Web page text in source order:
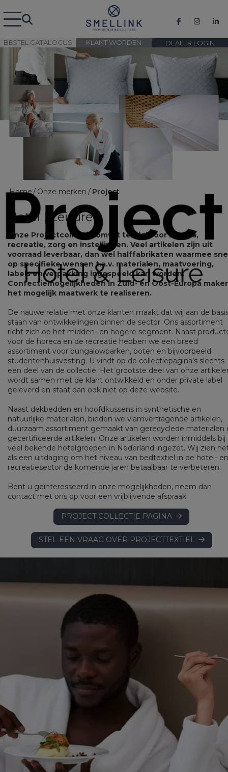
BESTEL CATALOGUS DEALER LOGIN
KLANT WORDEN
Home Onze merken Project
Hotel | Leisure
Onze Projectcollectie omvat textiel voor horeca,
recreatie, zorg en instellingen. Veel artikelen zijn uit
voorraad leverbaar, dan wel halffabrikaten waarmee
op specifieke wensen t.a.v. materialen, maatvoering,
labels en verpakking ingespeeld kan worden.
Confectiemogelijkheden in Zuid- en Oost-Europa
het mogelijk maatwerk te realiseren.
De nauwe relatie met onze klanten maakt dat wij aan de
staan van ontwikkelingen binnen de sector. Ons assortiment
richt zich op het midden- en hogere segment. Naast
voor de horeca en de recreatie hebben we een breed
assortiment voor bungalowparken, boten en bijvoorbeeld
studentenhuisvesting. U vindt op de collectiepagina’s slechts
een deel van de collectie. Het grootste deel van onze
wordt samen met de klant ontwikkeld en onder private label
geleverd en staat dan ook niet op deze website.
Naast dekbedden en hoofdkussens in synthetische en
natuurlijke materialen, bieden we vlamvertragende artikelen,
duurzaam assortiment gemaakt van gerecyclede materialen
gecertificeerde artikelen. Onze artikelen worden inmiddels bij
veel bekende hotelgroepen in Nederland ingezet. Wij zien
als een uitdaging om het niveau van bedtextiel in de hotel- en
recreatiesector de komende jaren betaalbaar te verbeteren.
Bent u geïnteresseerd in onze mogelijkheden, neem dan
contact met ons op voor een vrijblijvende afspraak.
PROJECT COLLECTIE PAGINA
STEL EEN VRAAG OVER PROJECTTEXTIEL